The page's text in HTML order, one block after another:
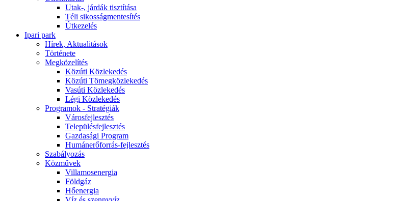
Utak-, járdák tisztítása
Téli sikosságmentesítés
Útkezelés
Ipari park
Hírek, Aktualitások
Története
Megközelítés
Közúti Közlekedés
Közúti Tömegközlekedés
Vasúti Közlekedés
Légi Közlekedés
Programok - Stratégiák
Városfejlesztés
Településfejlesztés
Gazdasági Program
Humánerőforrás-fejlesztés
Szabályozás
Közművek
Villamosenergia
Földgáz
Hőenergia